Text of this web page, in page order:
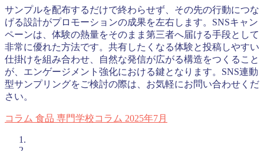
サンプルを配布するだけで終わらせず、その先の行動につな
げる設計がプロモーションの成果を左右します。SNSキャン
ペーンは、体験の熱量をそのまま第三者へ届ける手段として
非常に優れた方法です。共有したくなる体験と投稿しやすい
仕掛けを組み合わせ、自然な発信が広がる構造をつくること
が、エンゲージメント強化における鍵となります。SNS連動
型サンプリングをご検討の際は、お気軽にお問い合わせくだ
さい。
コラム 食品 専門学校コラム 2025年7月